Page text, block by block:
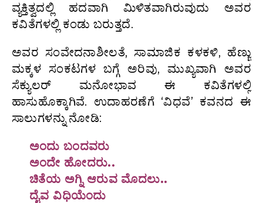
ವ್ಯಕ್ತಿತ್ವದಲ್ಲಿ ಹದವಾಗಿ ಮಿಳಿತವಾಗಿರುವುದು ಅವರ
ಕವಿತೆಗಳಲ್ಲಿ ಕಂಡು ಬರುತ್ತದೆ.
ಅವರ ಸಂವೇದನಾಶೀಲತೆ, ಸಾಮಾಜಿಕ ಕಳಕಳಿ, ಹೆಣ್ಣು
ಮಕ್ಕಳ ಸಂಕಟಗಳ ಬಗ್ಗೆ ಅರಿವು, ಮುಖ್ಯವಾಗಿ ಅವರ
ಸೆಕ್ಯುಲರ್ ಮನೋಭಾವ ಈ ಕವಿತೆಗಳಲ್ಲಿ
ಹಾಸುಹೊಕ್ಕಾಗಿವೆ. ಉದಾಹರಣೆಗೆ ‘ವಿಧವೆ’ ಕವನದ ಈ
ಸಾಲುಗಳನ್ನು ನೋಡಿ:
ಅಂದು ಬಂದವರು
ಅಂದೇ ಹೋದರು..
ಚಿತೆಯ ಅಗ್ನಿ ಆರುವ ಮೊದಲು..
ದೈವ ವಿಧಿಯೆಂದು